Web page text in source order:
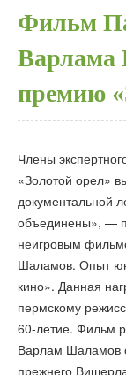
Фильм
Варлама
премию
Члены
«Золотой орел»
документальной
объединены», —
неигровым
Шаламов. Опыт
кино». Данная
пермскому
60-летие. Фильм
Варлам Шаламов
прежнего